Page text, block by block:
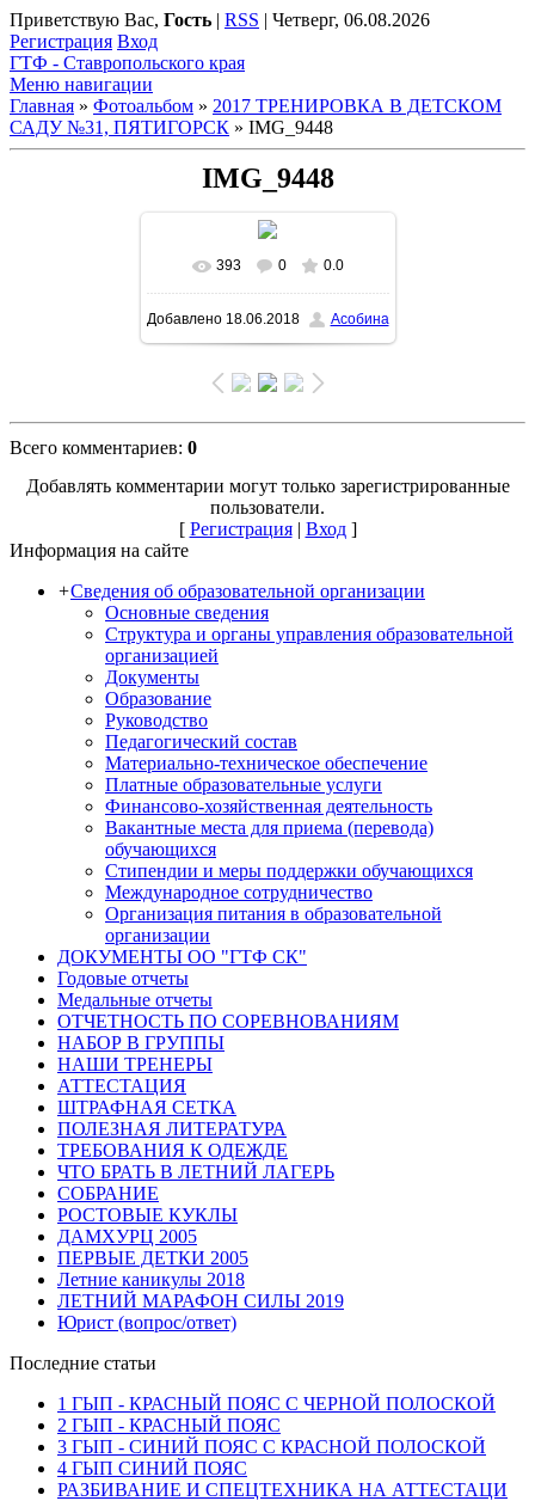
Приветствую Вас, Гость | RSS | Четверг, 06.08.2026
Регистрация Вход
ГТФ - Ставропольского края
Меню навигации
Главная » Фотоальбом » 2017 ТРЕНИРОВКА В ДЕТСКОМ
САДУ №31, ПЯТИГОРСК » IMG_9448
IMG_9448
393 0 0.0
Добавлено18.06.2018 Асобина
Всего комментариев: 0
Добавлять комментарии могут только зарегистрированные
пользователи.
[ Регистрация| Вход]
Информация на сайте
+Сведения об образовательной организации
Основные сведения
Структура и органы управления образовательной
организацией
Документы
Образование
Руководство
Педагогический состав
Материально-техническое обеспечение
Платные образовательные услуги
Финансово-хозяйственная деятельность
Вакантные места для приема (перевода)
обучающихся
Стипендии и меры поддержки обучающихся
Международное сотрудничество
Организация питания в образовательной
организации
ДОКУМЕНТЫ ОО "ГТФ СК"
Годовые отчеты
Медальные отчеты
ОТЧЕТНОСТЬ ПО СОРЕВНОВАНИЯМ
НАБОР В ГРУППЫ
НАШИ ТРЕНЕРЫ
АТТЕСТАЦИЯ
ШТРАФНАЯ СЕТКА
ПОЛЕЗНАЯ ЛИТЕРАТУРА
ТРЕБОВАНИЯ К ОДЕЖДЕ
ЧТО БРАТЬ В ЛЕТНИЙ ЛАГЕРЬ
СОБРАНИЕ
РОСТОВЫЕ КУКЛЫ
ДАМХУРЦ 2005
ПЕРВЫЕ ДЕТКИ 2005
Летние каникулы 2018
ЛЕТНИЙ МАРАФОН СИЛЫ 2019
Юрист (вопрос/ответ)
Последние статьи
1 ГЫП - КРАСНЫЙ ПОЯС С ЧЕРНОЙ ПОЛОСКОЙ
2 ГЫП - КРАСНЫЙ ПОЯС
3 ГЫП - СИНИЙ ПОЯС С КРАСНОЙ ПОЛОСКОЙ
4 ГЫП СИНИЙ ПОЯС
РАЗБИВАНИЕ И СПЕЦТЕХНИКА НА АТТЕСТАЦИ